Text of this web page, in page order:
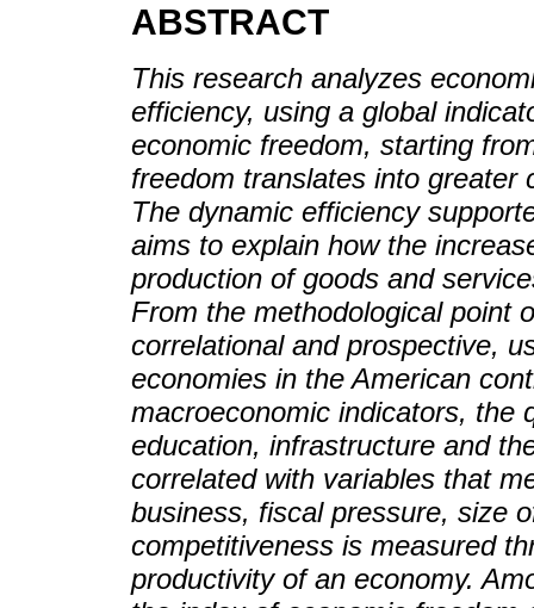
ABSTRACT
This research analyzes
efficiency, using a global
economic freedom, starting
freedom translates into greater
The dynamic efficiency
aims to explain how the
production of goods and
From the methodological point
correlational and prospective,
economies in the American
macroeconomic indicators, the
education, infrastructure and
correlated with variables that
business, fiscal pressure, size
competitiveness is measured
productivity of an economy.